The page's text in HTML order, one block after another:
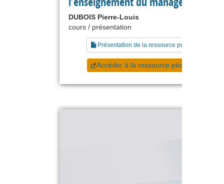
DUBOIS Pierre-Louis
cours / présentation
Présentation de la ressource pédagogique
Accéder à la ressource pédagogique